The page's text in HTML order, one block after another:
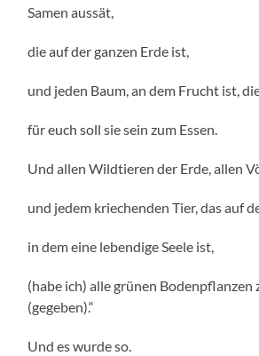
Samen aussät,
die auf der ganzen Erde ist,
und jeden Baum, an dem Frucht ist,
für euch soll sie sein zum Essen.
Und allen Wildtieren der Erde, allen
und jedem kriechenden Tier, das auf
in dem eine lebendige Seele ist,
(habe ich) alle grünen Bodenpflanzen
(gegeben).“
Und es wurde so.